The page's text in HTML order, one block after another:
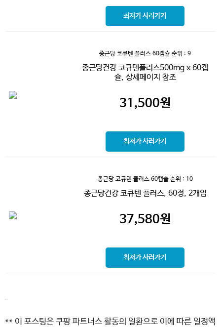
최저가 사러가기
종근당 코큐텐 플러스 60캡슐 순위 : 9
종근당건강 코큐텐플러스500mg x 60캡
슐, 상세페이지 참조
31,500원
최저가 사러가기
종근당 코큐텐 플러스 60캡슐순위 : 10
종근당건강 코큐텐 플러스, 60정, 2개입
37,580원
최저가 사러가기
.
** 이 포스팅은 쿠팡 파트너스 활동의 일환으로 이에 따른 일정액